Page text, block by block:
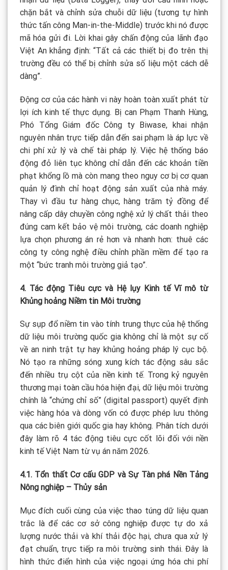
chặn bắt và chỉnh sửa chuỗi dữ liệu (tương tự hình
thức tấn công Man-in-the-Middle) trước khi nó được
mã hóa gửi đi. Lời khai gây chấn động của lãnh đạo
Việt An khẳng định: “Tất cả các thiết bị đo trên thị
trường đều có thể bị chỉnh sửa số liệu một cách dễ
dàng”.
Động cơ của các hành vi này hoàn toàn xuất phát từ
lợi ích kinh tế thực dụng. Bị can Phạm Thanh Hùng,
Phó Tổng Giám đốc Công ty Biwase, khai nhận
nguyên nhân trực tiếp dẫn đến sai phạm là áp lực về
chi phí xử lý và chế tài pháp lý. Việc hệ thống báo
động đỏ liên tục không chỉ dẫn đến các khoản tiền
phạt khổng lồ mà còn mang theo nguy cơ bị cơ quan
quản lý đình chỉ hoạt động sản xuất của nhà máy.
Thay vì đầu tư hàng chục, hàng trăm tỷ đồng để
nâng cấp dây chuyền công nghệ xử lý chất thải theo
đúng cam kết bảo vệ môi trường, các doanh nghiệp
lựa chọn phương án rẻ hơn và nhanh hơn: thuê các
công ty công nghệ điều chỉnh phần mềm để tạo ra
một “bức tranh môi trường giả tạo”.
4. Tác động Tiêu cực và Hệ lụy Kinh tế Vĩ mô từ
Khủng hoảng Niềm tin Môi trường
Sự sụp đổ niềm tin vào tính trung thực của hệ thống
dữ liệu môi trường quốc gia không chỉ là một sự cố
về an ninh trật tự hay khủng hoảng pháp lý cục bộ.
Nó tạo ra những sóng xung kích tác động sâu sắc
đến nhiều trụ cột của nền kinh tế. Trong kỷ nguyên
thương mại toàn cầu hóa hiện đại, dữ liệu môi trường
chính là “chứng chỉ số” (digital passport) quyết định
việc hàng hóa và dòng vốn có được phép lưu thông
qua các biên giới quốc gia hay không. Phân tích dưới
đây làm rõ 4 tác động tiêu cực cốt lõi đối với nền
kinh tế Việt Nam từ vụ án năm 2026.
4.1. Tổn thất Cơ cấu GDP và Sự Tàn phá Nền Tảng
Nông nghiệp – Thủy sản
Mục đích cuối cùng của việc thao túng dữ liệu quan
trắc là để các cơ sở công nghiệp được tự do xả
lượng nước thải và khí thải độc hại, chưa qua xử lý
đạt chuẩn, trực tiếp ra môi trường sinh thái. Đây là
hình thức điển hình của việc ngoại ứng hóa chi phí